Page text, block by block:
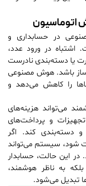
اتوماسیون
در حسابداری و
در ورود عدد،
یا دسته‌بندی نادرست
باشد. هوش مصنوعی
را کاهش می‌دهد و
می‌تواند هزینه‌های
و پرداخت‌های
و دسته‌بندی کند. اگر
شود، سیستم می‌تواند
در این حالت، حسابدار
به ناظر هوشمند،
تبدیل می‌شود.